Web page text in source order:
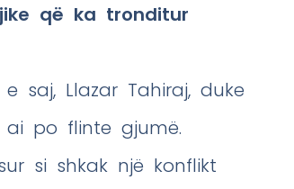
që ka tronditur
saj, Llazar Tahiraj, duke
po flinte gjumë.
si shkak një konflikt